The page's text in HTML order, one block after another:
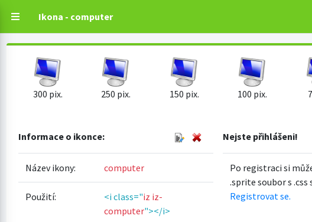
Ikona - computer
300 pix. 250 pix. 150 pix. 100 pix.
Informace o ikonce:
Název ikony: computer
Použití: <i class="iz iz-
computer"></i>
Nejste přihlášeni!
Po registraci si
.sprite soubor s
Registrovat se.